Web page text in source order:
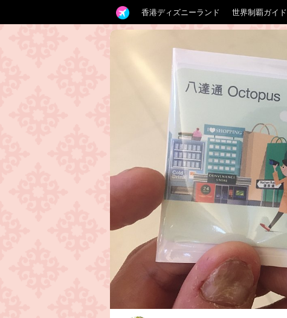
香港ディズニーランド 世界制覇ガイド